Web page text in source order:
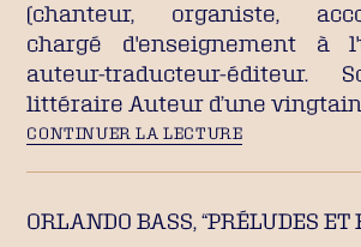
(chanteur, organiste,
chargé d'enseignement à
auteur-traducteur-éditeur.
littéraire Auteur d’une
CONTINUER LA LECTURE
ORLANDO BASS, “PRÉLUDES ET